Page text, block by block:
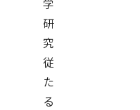
学
研
究
従
た
る